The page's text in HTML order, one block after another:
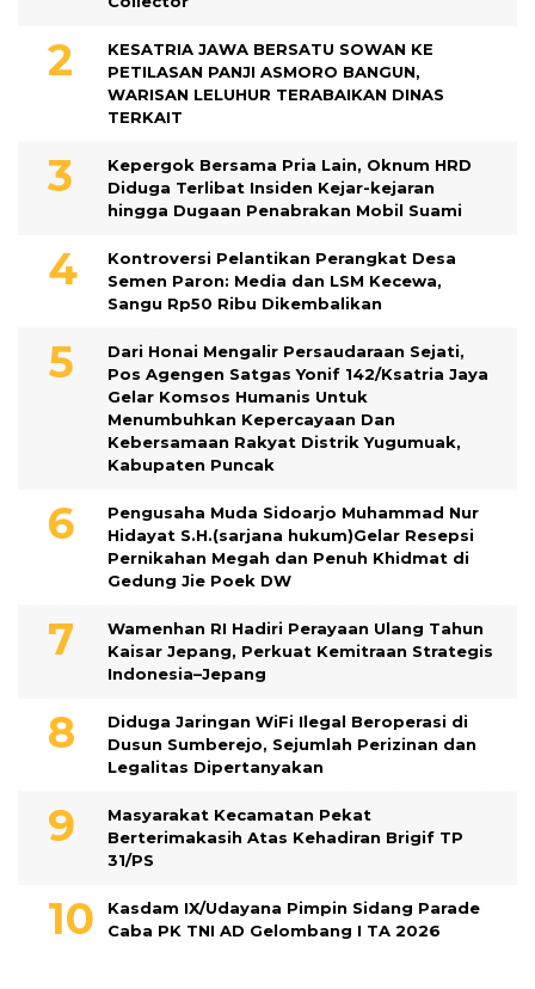
KESATRIA JAWA BERSATU SOWAN KE
PETILASAN PANJI ASMORO BANGUN,
WARISAN LELUHUR TERABAIKAN DINAS
TERKAIT
Kepergok Bersama Pria Lain, Oknum HRD
Diduga Terlibat Insiden Kejar-kejaran
hingga Dugaan Penabrakan Mobil Suami
Kontroversi Pelantikan Perangkat Desa
Semen Paron: Media dan LSM Kecewa,
Sangu Rp50 Ribu Dikembalikan
Dari Honai Mengalir Persaudaraan Sejati,
Pos Agengen Satgas Yonif 142/Ksatria Jaya
Gelar Komsos Humanis Untuk
Menumbuhkan Kepercayaan Dan
Kebersamaan Rakyat Distrik Yugumuak,
Kabupaten Puncak
Pengusaha Muda Sidoarjo Muhammad Nur
Hidayat S.H.(sarjana hukum)Gelar Resepsi
Pernikahan Megah dan Penuh Khidmat di
Gedung Jie Poek DW
Wamenhan RI Hadiri Perayaan Ulang Tahun
Kaisar Jepang, Perkuat Kemitraan Strategis
Indonesia–Jepang
Diduga Jaringan WiFi Ilegal Beroperasi di
Dusun Sumberejo, Sejumlah Perizinan dan
Legalitas Dipertanyakan
Masyarakat Kecamatan Pekat
Berterimakasih Atas Kehadiran Brigif TP
31/PS
Kasdam IX/Udayana Pimpin Sidang Parade
Caba PK TNI AD Gelombang I TA 2026